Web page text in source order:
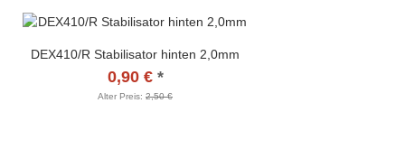
DEX410/R Stabilisator hinten 2,0mm
0,90 € *
Alter Preis: 2,50 €